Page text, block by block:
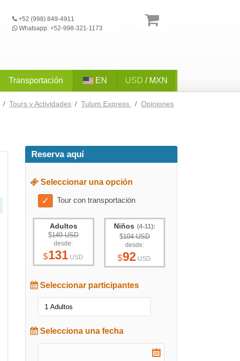
+52 (998) 849-4911
Whatsapp: +52-998-321-1173
Transportación EN USD / MXN
/ Tours y Actividades / Tulum Express / Opiniones
Reserva aquí
Seleccionar una opción
✓ Tour con transportación
Adultos
$149 USD
desde:
$131 USD
Niños (4-11):
$104 USD
desde:
$92 USD
Seleccionar participantes
Selecciona una fecha